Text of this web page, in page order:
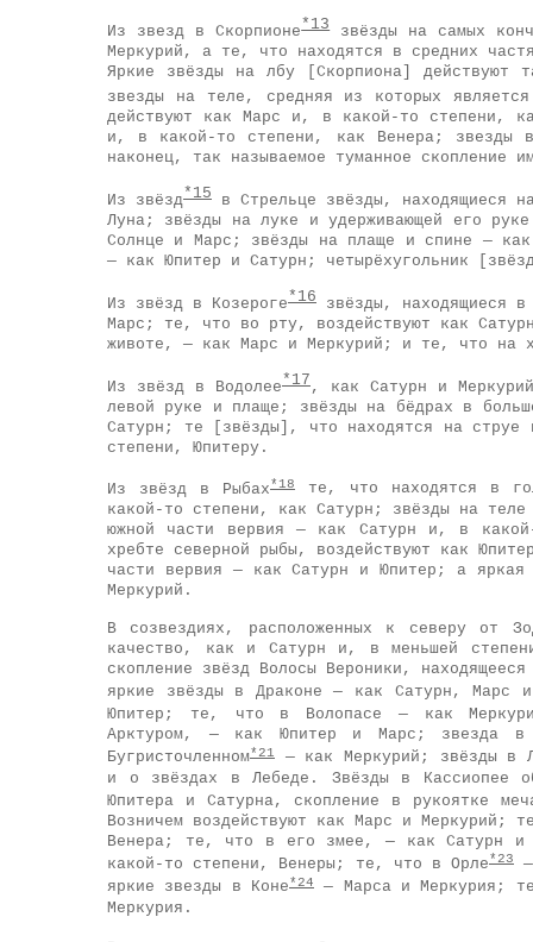
Из звезд в Скорпионе*13звёзды на самых
Меркурий, а те, что находятся в средних
Яркие звёзды на лбу [Скорпиона]
звезды на теле, средняя из которых является
действуют как Марс и, в какой-то степени,
и, в какой-то степени, как Венера; звезды
наконец, так называемое туманное скопление
Из звёзд*15
в Стрельце звёзды, находящиеся
Луна; звёзды на луке и удерживающей его
Солнце и Марс; звёзды на плаще и спине —
— как Юпитер и Сатурн; четырёхугольник
Из звёзд в Козероге *16
звёзды, находящиеся
Марс; те, что во рту, воздействуют как
животе, — как Марс и Меркурий; и те, что на
Из звёзд в Водолее *17 , как Сатурн и
левой руке и плаще; звёзды на бёдрах в
Сатурн; те [звёзды], что находятся на струе
степени, Юпитеру.
Из звёзд в Рыбах*18
те, что находятся в
какой-то степени, как Сатурн; звёзды на
южной части вервия — как Сатурн и, в
хребте северной рыбы, воздействуют как
части вервия — как Сатурн и Юпитер; а
Меркурий.
В созвездиях, расположенных к северу от
качество, как и Сатурн и, в меньшей
скопление звёзд Волосы Вероники,
яркие звёзды в Драконе — как Сатурн, Марс
Юпитер; те, что в Волопасе — как
Арктуром, — как Юпитер и Марс; звезда в
Бугристочленном*21
— как Меркурий; звёзды в
и о звёздах в Лебеде. Звёзды в Кассиопее
Юпитера и Сатурна, скопление в рукоятке
Возничем воздействуют как Марс и
Венера; те, что в его змее, — как Сатурн
какой-то степени, Венеры; те, что в Орле*23
яркие звезды в Коне*24
— Марса и Меркурия;
Меркурия.